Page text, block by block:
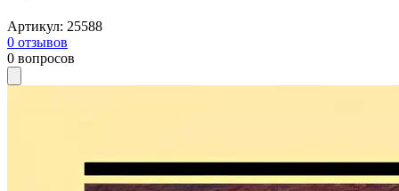
Артикул: 25588
0 отзывов
0 вопросов